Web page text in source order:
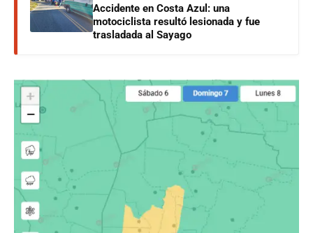
Accidente en Costa Azul: una
motociclista resultó lesionada y fue
trasladada al Sayago